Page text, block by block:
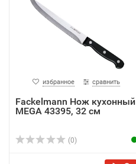
избранное сравнить
Fackelmann Нож кухонный
MEGA 43395, 32 см
(0)